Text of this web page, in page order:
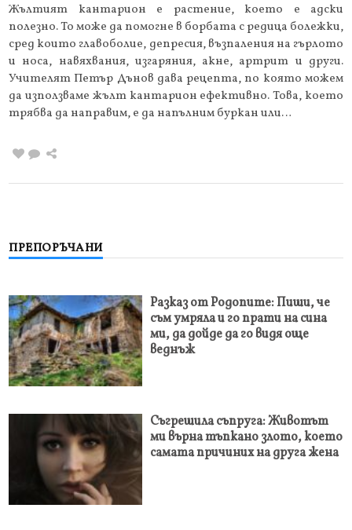
Жълтият кантарион е растение, което е адски
полезно. То може да помогне в борбата с редица болежки,
сред които главоболие, депресия, възпаления на гърлото
и носа, навяхвания, изгаряния, акне, артрит и други.
Учителят Петър Дънов дава рецепта, по която можем
да използваме жълт кантарион ефективно. Това, което
трябва да направим, е да напълним буркан или…
ПРЕПОРЪЧАНИ
Разказ от Родопите: Пиши, че
съм умряла и го прати на сина
ми, да дойде да го видя още
веднъж
Съгрешила съпруга: Животът
ми върна тъпкано злото, което
самата причиних на друга жена